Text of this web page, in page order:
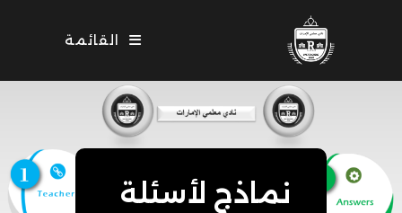
القائمة
نماذج لأسئلة